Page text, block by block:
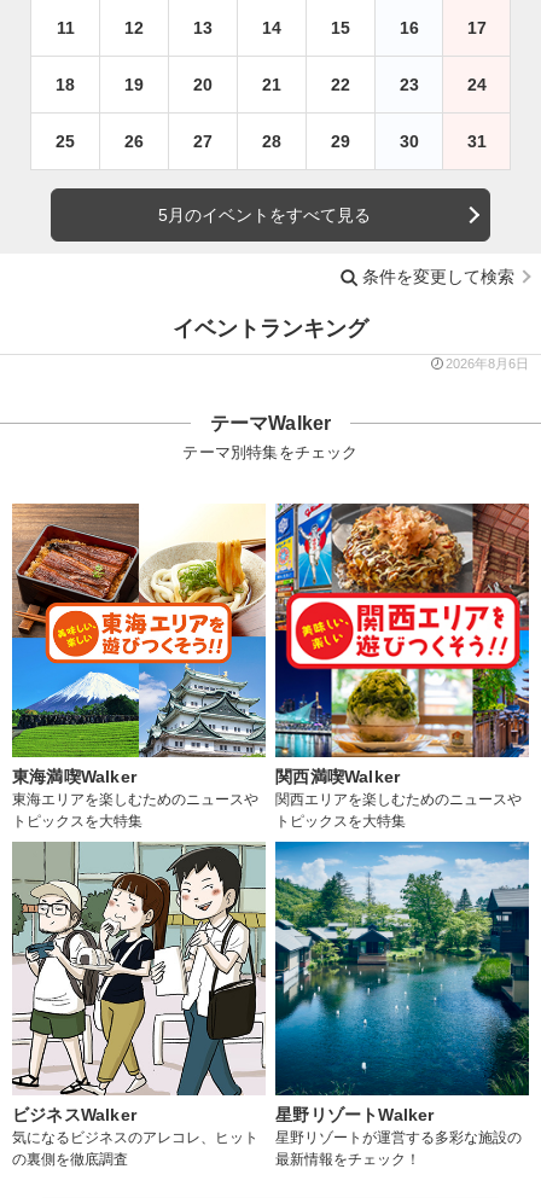
11 12 13 14 15 16 17
18 19 20 21 22 23 24
25 26 27 28 29 30 31
5月のイベントをすべて見る
条件を変更して検索
イベントランキング
2026年8月6日
テーマWalker
テーマ別特集をチェック
東海満喫Walker
東海エリアを楽しむためのニュースや
トピックスを大特集
関西満喫Walker
関西エリアを楽しむためのニュースや
トピックスを大特集
ビジネスWalker
気になるビジネスのアレコレ、ヒット
の裏側を徹底調査
星野リゾートWalker
星野リゾートが運営する多彩な施設の
最新情報をチェック！